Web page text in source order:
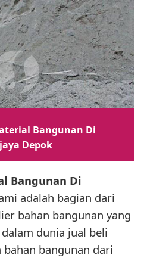
Bangunan Di
Depok
Bangunan Di
adalah bagian dari
bahan bangunan yang
dunia jual beli
bangunan dari